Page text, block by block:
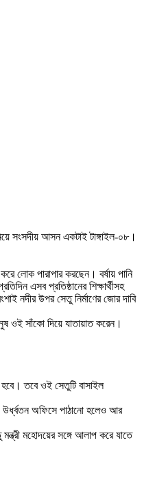
সংসদীয় আসন একটাই টাঙ্গাইল-০৮।
লোক পারাপার করছেন। বর্ষায় পানি
এসব প্রতিষ্ঠানের শিক্ষার্থীসহ
নদীর উপর সেতু নির্মাণের জোর দাবি
ওই সাঁকো দিয়ে যাতায়াত করেন।
তবে ওই সেতুটি বাসাইল
উর্ধ্বতন অফিসে পাঠানো হলেও আর
মহোদয়ের সঙ্গে আলাপ করে যাতে